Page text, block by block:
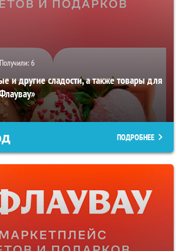
Получили:6
и другие сладости, а также товары для
ПОДРОБНЕЕ